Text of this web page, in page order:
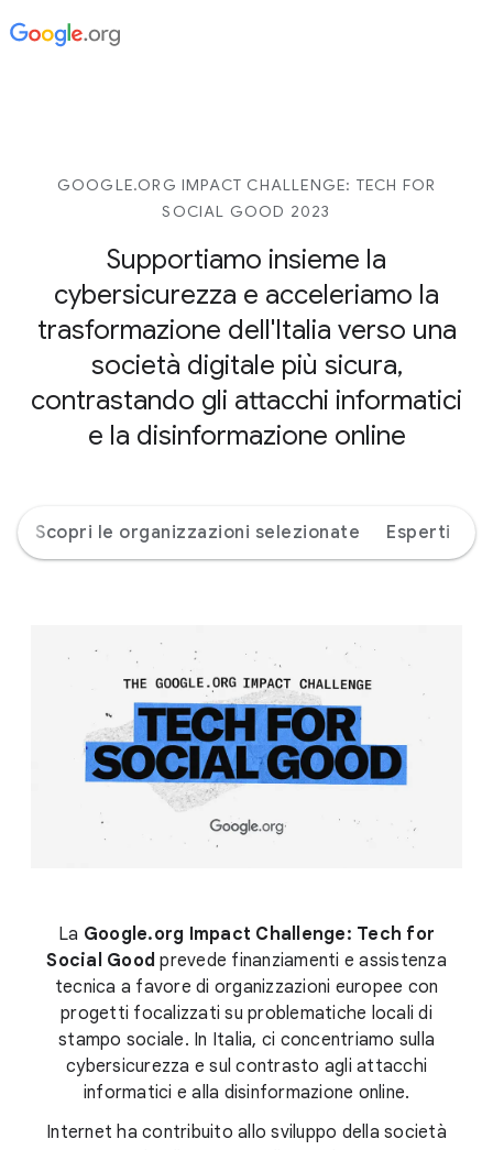
GOOGLE.ORG IMPACT CHALLENGE: TECH FOR
SOCIAL GOOD 2023
Supportiamo insieme la
cybersicurezza e acceleriamo la
trasformazione dell'Italia verso una
società digitale più sicura,
contrastando gli attacchi informatici
e la disinformazione online
Scopri le organizzazioni selezionate Esperti
La Google.org Impact Challenge: Tech for
Social Good prevede finanziamenti e assistenza
tecnica a favore di organizzazioni europee con
progetti focalizzati su problematiche locali di
stampo sociale. In Italia, ci concentriamo sulla
cybersicurezza e sul contrasto agli attacchi
informatici e alla disinformazione online.
Internet ha contribuito allo sviluppo della società